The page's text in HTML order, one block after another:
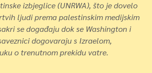
izbjeglice (UNRWA), što je dovelo
ljudi prema palestinskim medijskim
se događaju dok se Washington i
dogovaraju s Izraelom,
o trenutnom prekidu vatre.